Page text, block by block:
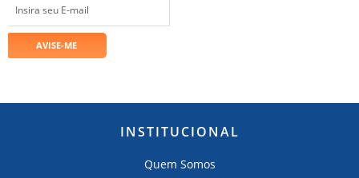
INSTITUCIONAL
Quem Somos